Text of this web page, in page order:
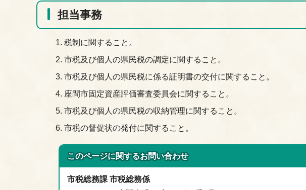
担当事務
税制に関すること。
市税及び個人の県民税の調定に関すること。
市税及び個人の県民税に係る証明書の交付に関すること。
座間市固定資産評価審査委員会に関すること。
市税及び個人の県民税の収納管理に関すること。
市税の督促状の発付に関すること。
このページに関するお問い合わせ
市税総務課 市税総務係